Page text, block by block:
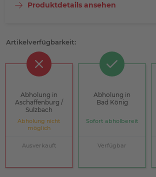
Produktdetails ansehen
Artikelverfügbarkeit:
Abholung in
Aschaffenburg /
Sulzbach
Abholung nicht
möglich
Ausverkauft
Abholung in
Bad König
Sofort abholbereit
Verfügbar